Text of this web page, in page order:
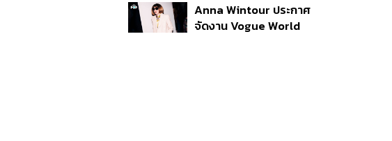
กระสุนอีกกว่า 30 นัด หาก
ไม่จบชีวิตตัวเองอาจสูญ
Anna Wintour ประกาศ
จัดงาน Vogue World